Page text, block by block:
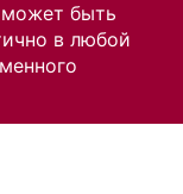
быть
в любой